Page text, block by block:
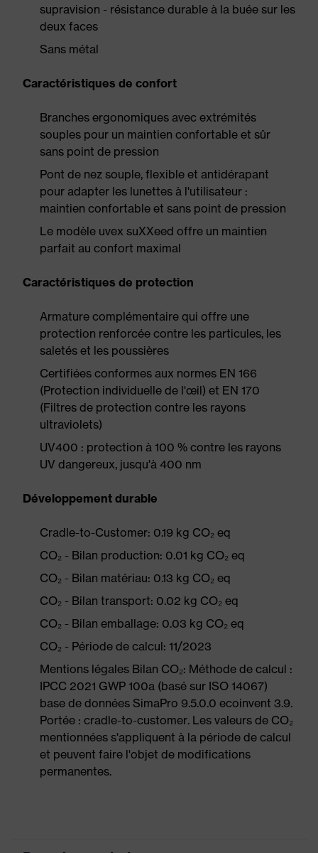
supravision - résistance durable à la buée sur les
deux faces
Sans métal
Caractéristiques de confort
Branches ergonomiques avec extrémités
souples pour un maintien confortable et sûr
sans point de pression
Pont de nez souple, flexible et antidérapant
pour adapter les lunettes à l'utilisateur :
maintien confortable et sans point de pression
Le modèle uvex suXXeed offre un maintien
parfait au confort maximal
Caractéristiques de protection
Armature complémentaire qui offre une
protection renforcée contre les particules, les
saletés et les poussières
Certifiées conformes aux normes EN 166
(Protection individuelle de l'œil) et EN 170
(Filtres de protection contre les rayons
ultraviolets)
UV400 : protection à 100 % contre les rayons
UV dangereux, jusqu'à 400 nm
Développement durable
Cradle-to-Customer: 0.19 kg CO₂ eq
CO₂ - Bilan production: 0.01 kg CO₂ eq
CO₂ - Bilan matériau: 0.13 kg CO₂ eq
CO₂ - Bilan transport: 0.02 kg CO₂ eq
CO₂ - Bilan emballage: 0.03 kg CO₂ eq
CO₂ - Période de calcul: 11/2023
Mentions légales Bilan CO₂: Méthode de calcul :
IPCC 2021 GWP 100a (basé sur ISO 14067)
base de données SimaPro 9.5.0.0 ecoinvent 3.9.
Portée : cradle-to-customer. Les valeurs de CO₂
mentionnées s'appliquent à la période de calcul
et peuvent faire l'objet de modifications
permanentes.